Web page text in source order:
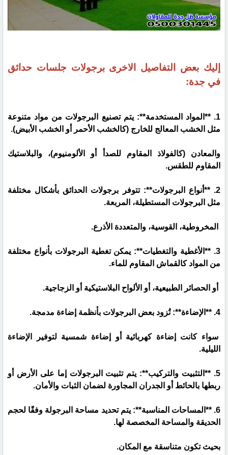
إليك بعض التفاصيل الاخرى برجولات جلسات حدائق
في جدة:
1. **المواد المستخدمة**: يتم تصنيع البرجولات من مواد متنوعة
مثل الخشب المعالج للخارج (كالخشب الأحمر أو الخشب الأبيض).
والمعادن (كالفولاذ المقاوم للصدأ أو الألومنيوم)، والبلاستيك
المقاوم للطقس.
2. **أنواع البرجولات**: تتوفر برجولات الحدائق بأشكال مختلفة
مثل البرجولات المستطيلة، المربعة.
المخروطية، القوسية، والمتعددة الأذرع.
3. **الأغطية والتغطيات**: يمكن تغطية البرجولات بأنواع مختلفة
من المواد كالقماش المقاوم للماء.
أو الحصائر الطبيعية، أو الألواح البلاستيكية أو الزجاجية.
4. **الإضاءة**: تُزود بعض البرجولات بأنظمة إضاءة مدمجة.
سواء كانت إضاءة كهربائية أو إضاءة شمسية لتوفير الإضاءة
الليلية.
5. **التثبيت والتركيب**: يتم تثبيت البرجولات إما على الأرض أو
ربطها بالحائط أو الجدران المجاورة لضمان الثبات والأمان.
6. **المساحات المناسبة**: يتم تحديد مساحة البرجولة وفقًا لحجم
الحديقة والمساحة المخصصة لها.
بحيث تكون متناسقة مع المكان.